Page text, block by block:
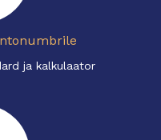
ja kalkulaator